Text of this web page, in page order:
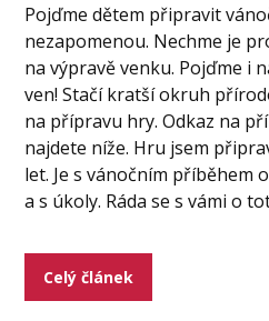
Pojďme dětem připravit
nezapomenou. Nechme je
na výpravě venku. Pojďme i
ven! Stačí kratší okruh
na přípravu hry. Odkaz na
najdete níže. Hru jsem
let. Je s vánočním příběhem
a s úkoly. Ráda se s vámi o
Celý článek